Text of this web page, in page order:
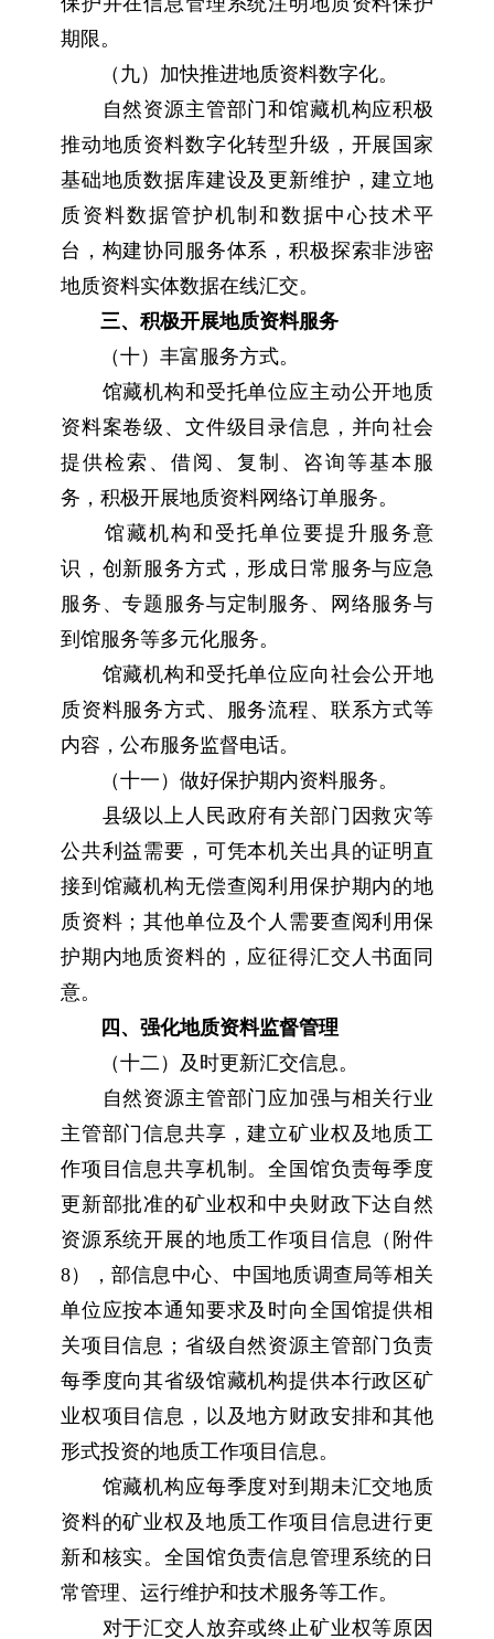
期限。
（九）加快推进地质资料数字化。
自然资源主管部门和馆藏机构应积极
推动地质资料数字化转型升级，开展国家
基础地质数据库建设及更新维护，建立地
质资料数据管护机制和数据中心技术平
台，构建协同服务体系，积极探索非涉密
地质资料实体数据在线汇交。
三、积极开展地质资料服务
（十）丰富服务方式。
馆藏机构和受托单位应主动公开地质
资料案卷级、文件级目录信息，并向社会
提供检索、借阅、复制、咨询等基本服
务，积极开展地质资料网络订单服务。
馆藏机构和受托单位要提升服务意
识，创新服务方式，形成日常服务与应急
服务、专题服务与定制服务、网络服务与
到馆服务等多元化服务。
馆藏机构和受托单位应向社会公开地
质资料服务方式、服务流程、联系方式等
内容，公布服务监督电话。
（十一）做好保护期内资料服务。
县级以上人民政府有关部门因救灾等
公共利益需要，可凭本机关出具的证明直
接到馆藏机构无偿查阅利用保护期内的地
质资料；其他单位及个人需要查阅利用保
护期内地质资料的，应征得汇交人书面同
意。
四、强化地质资料监督管理
（十二）及时更新汇交信息。
自然资源主管部门应加强与相关行业
主管部门信息共享，建立矿业权及地质工
作项目信息共享机制。全国馆负责每季度
更新部批准的矿业权和中央财政下达自然
资源系统开展的地质工作项目信息（附件
8），部信息中心、中国地质调查局等相关
单位应按本通知要求及时向全国馆提供相
关项目信息；省级自然资源主管部门负责
每季度向其省级馆藏机构提供本行政区矿
业权项目信息，以及地方财政安排和其他
形式投资的地质工作项目信息。
馆藏机构应每季度对到期未汇交地质
资料的矿业权及地质工作项目信息进行更
新和核实。全国馆负责信息管理系统的日
常管理、运行维护和技术服务等工作。
对于汇交人放弃或终止矿业权等原因